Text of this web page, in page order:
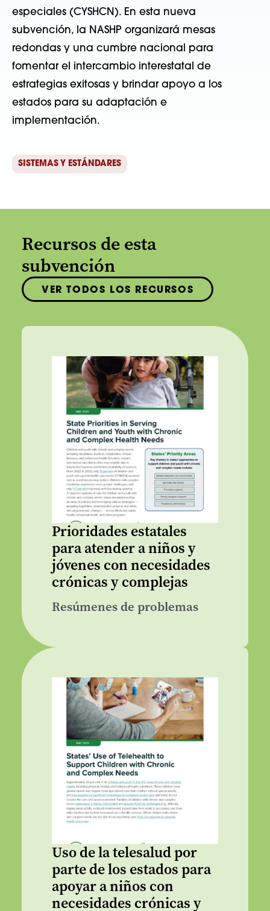
especiales (CYSHCN). En esta nueva
subvención, la NASHP organizará mesas
redondas y una cumbre nacional para
fomentar el intercambio interestatal de
estrategias exitosas y brindar apoyo a los
estados para su adaptación e
implementación.
SISTEMAS Y ESTÁNDARES
Recursos de esta
subvención
VER TODOS LOS RECURSOS
Prioridades estatales
para atender a niños y
jóvenes con necesidades
crónicas y complejas
Resúmenes de problemas
Uso de la telesalud por
parte de los estados para
apoyar a niños con
necesidades crónicas y